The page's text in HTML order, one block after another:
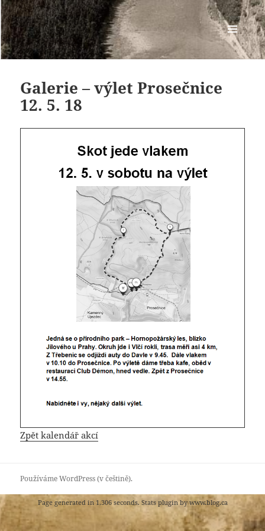
Osada SKOT
MENU
A
Galerie – výlet Prosečnice
12. 5. 18
Zpět kalendář akcí
Používáme WordPress (v češtině).
Page generated in 1,306 seconds. Stats plugin bywww.blog.ca